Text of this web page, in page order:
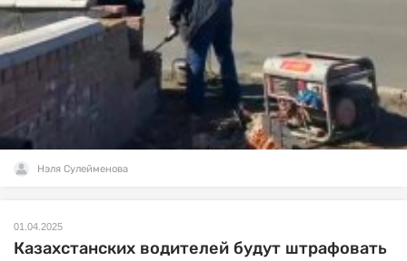
Нэля Сулейменова
01.04.2025
Казахстанских водителей будут штрафовать